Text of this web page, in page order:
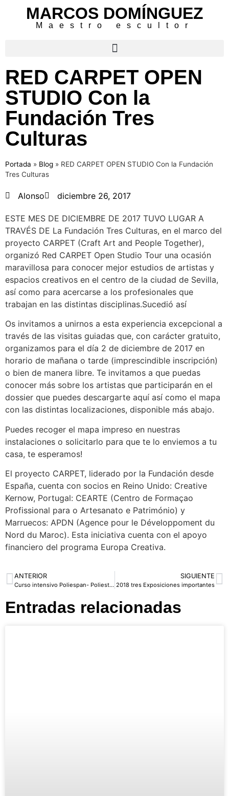
MARCOS DOMÍNGUEZ
Maestro escultor
RED CARPET OPEN
STUDIO Con la
Fundación Tres
Culturas
Portada » Blog » RED CARPET OPEN STUDIO Con la Fundación
Tres Culturas
Alonso diciembre 26, 2017
ESTE MES DE DICIEMBRE DE 2017 TUVO LUGAR A
TRAVÉS DE La Fundación Tres Culturas, en el marco del
proyecto CARPET (Craft Art and People Together),
organizó Red CARPET Open Studio Tour una ocasión
maravillosa para conocer mejor estudios de artistas y
espacios creativos en el centro de la ciudad de Sevilla,
así como para acercarse a los profesionales que
trabajan en las distintas disciplinas.Sucedió así
Os invitamos a unirnos a esta experiencia excepcional a
través de las visitas guiadas que, con carácter gratuito,
organizamos para el día 2 de diciembre de 2017 en
horario de mañana o tarde (imprescindible inscripción)
o bien de manera libre. Te invitamos a que puedas
conocer más sobre los artistas que participarán en el
dossier que puedes descargarte aquí así como el mapa
con las distintas localizaciones, disponible más abajo.
Puedes recoger el mapa impreso en nuestras
instalaciones o solicitarlo para que te lo enviemos a tu
casa, te esperamos!
El proyecto CARPET, liderado por la Fundación desde
España, cuenta con socios en Reino Unido: Creative
Kernow, Portugal: CEARTE (Centro de Formaçao
Profissional para o Artesanato e Património) y
Marruecos: APDN (Agence pour le Développoment du
Nord du Maroc). Esta iniciativa cuenta con el apoyo
financiero del programa Europa Creativa.
ANTERIOR
Curso intensivo Poliespan- Poliestireno expandido Octubre 2017
SIGUIENTE
2018 tres Exposiciones importantes
Entradas relacionadas